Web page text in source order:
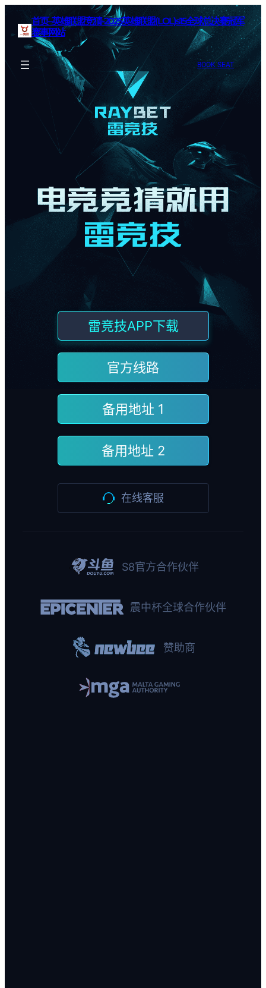
首页–英雄联盟竞猜-2025英雄联盟(LOL)s15全球总决赛冠军
赛事网站
BOOK SEAT